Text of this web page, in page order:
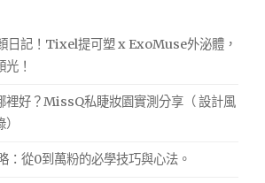
日記！Tixel提可塑 x ExoMuse外泌體，
！
裡好？MissQ私睫妝園實測分享（ 設計風
：從0到萬粉的必學技巧與心法。